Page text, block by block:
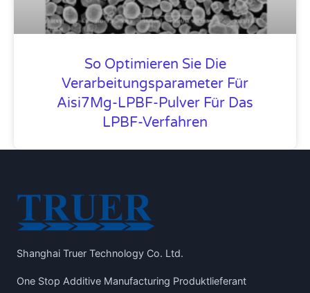
So Optimieren Sie Die
Verarbeitungsparameter Für
Aisi7Mg-LPBF-Pulver Für Das
LPBF-Verfahren
Shanghai Truer Technology Co. Ltd.
One Stop Additive Manufacturing Produktlieferant